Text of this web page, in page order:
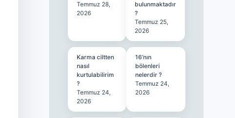
Temmuz 28,
2026
bulunmaktadır
?
Temmuz 25,
2026
Karma ciltten
nasıl
kurtulabilirim
?
Temmuz 24,
2026
16’nın
bölenleri
nelerdir ?
Temmuz 24,
2026